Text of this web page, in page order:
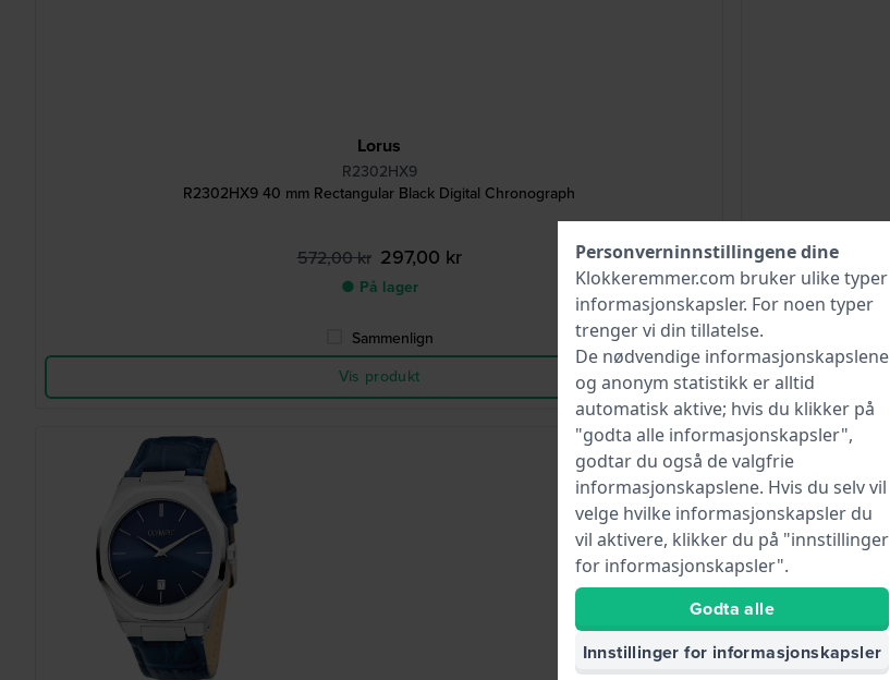
Lorus
R2302HX9
R2302HX9 40 mm Rectangular Black Digital Chronograph
572,00 kr 297,00 kr
● På lager
Sammenlign
Vis produkt
-35%.
Personverninnstillingene dine
Klokkeremmer.com bruker ulike typer
informasjonskapsler. For noen typer
trenger vi din tillatelse.
De nødvendige informasjonskapslene
og anonym statistikk er alltid
automatisk aktive; hvis du klikker på
"godta alle informasjonskapsler",
godtar du også de valgfrie
informasjonskapslene. Hvis du selv vil
velge hvilke informasjonskapsler du
vil aktivere, klikker du på "innstillinger
for informasjonskapsler".
Godta alle
Innstillinger for informasjonskapsler